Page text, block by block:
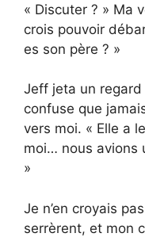
« Discuter ? » Ma
crois pouvoir
es son père ? »
Jeff jeta un regard
confuse que
vers moi. « Elle a
moi… nous avions
»
Je n’en croyais
serrèrent, et mon